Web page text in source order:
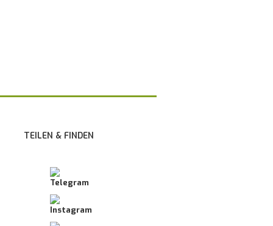
TEILEN & FINDEN